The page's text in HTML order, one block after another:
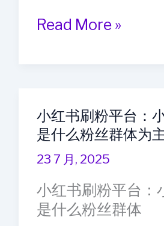
视
意
什
么
抖
平
台：
海
外
Read More »
小红书刷粉平台：
是什么粉丝群体为
23 7 月, 2025
小红书刷粉平台：
是什么粉丝群体